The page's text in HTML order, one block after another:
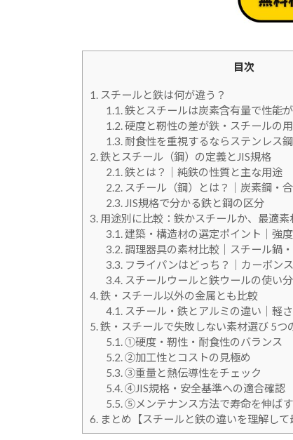
目次
1. スチールと鉄は何が違う？
1.1.鉄とスチールは炭素含有量で性能
1.2.硬度と靭性の差が鉄・スチールの
1.3.耐食性を重視するならステンレス
2.鉄とスチール（鋼）の定義とJIS規格
2.1.鉄とは？｜純鉄の性質と主な用途
2.2.スチール（鋼）とは？｜炭素鋼・
2.3.JIS規格で分かる鉄と鋼の区分
3. 用途別に比較：鉄かスチールか、最適素
3.1.建築・構造材の選定ポイント｜強
3.2.調理器具の素材比較｜スチール鍋
3.3.フライパンはどっち？｜カーボン
3.4.スチールウールと鉄ウールの使い
4.鉄・スチール以外の金属とも比較
4.1.スチール・鉄とアルミの違い｜軽
5.鉄・スチールで失敗しない素材選び 5つ
5.1.①硬度・靭性・耐食性のバランス
5.2.②加工性とコストの見極め
5.3.③重量と熱伝導性をチェック
5.4.④JIS規格・安全基準への適合確認
5.5.⑤メンテナンス方法で寿命を伸ばす
6. まとめ【スチールと鉄の違いを理解して